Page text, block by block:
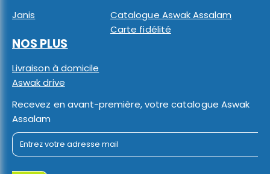
Janis
Catalogue Aswak Assalam
Carte fidélité
NOS PLUS
Livraison à domicile
Aswak drive
Recevez en avant-première, votre catalogue Aswak
Assalam